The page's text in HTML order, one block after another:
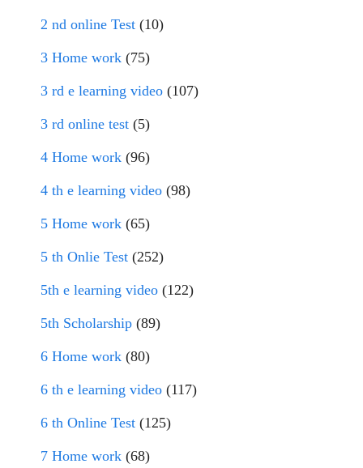
2 nd online Test (10)
3 Home work (75)
3 rd e learning video (107)
3 rd online test (5)
4 Home work (96)
4 th e learning video (98)
5 Home work (65)
5 th Onlie Test (252)
5th e learning video (122)
5th Scholarship (89)
6 Home work (80)
6 th e learning video (117)
6 th Online Test (125)
7 Home work (68)